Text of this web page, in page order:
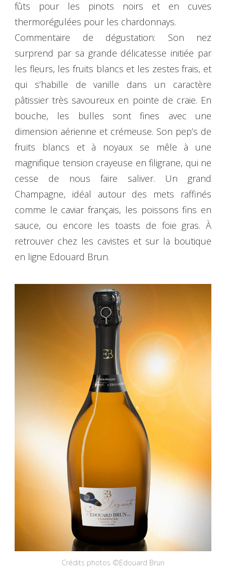
fûts pour les pinots noirs et en cuves
thermorégulées pour les chardonnays.
Commentaire de dégustation: Son nez
surprend par sa grande délicatesse initiée par
les fleurs, les fruits blancs et les zestes frais, et
qui s’habille de vanille dans un caractère
pâtissier très savoureux en pointe de craie. En
bouche, les bulles sont fines avec une
dimension aérienne et crémeuse. Son pep’s de
fruits blancs et à noyaux se mêle à une
magnifique tension crayeuse en filigrane, qui ne
cesse de nous faire saliver. Un grand
Champagne, idéal autour des mets raffinés
comme le caviar français, les poissons fins en
sauce, ou encore les toasts de foie gras. À
retrouver chez les cavistes et sur la boutique
en ligne Edouard Brun.
Crédits photos ©Edouard Brun